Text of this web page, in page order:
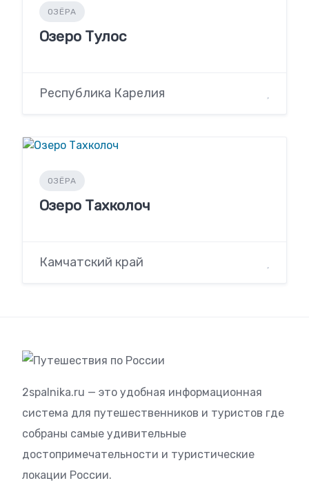
ОЗЁРА
Озеро Тулос
Республика Карелия
ОЗЁРА
Озеро Тахколоч
Камчатский край
2spalnika.ru — это удобная информационная
система для путешественников и туристов где
собраны самые удивительные
достопримечательности и туристические
локации России.